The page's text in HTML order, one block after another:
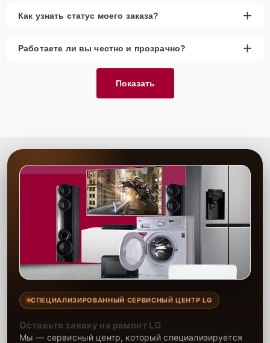
Как узнать статус моего заказа? +
Работаете ли вы честно и прозрачно? +
Показать
СПЕЦИАЛИЗИРОВАННЫЙ СЕРВИСНЫЙ ЦЕНТР LG
Оставьте заявку на ремонт LG
Мы — сервисный центр, который специализируется